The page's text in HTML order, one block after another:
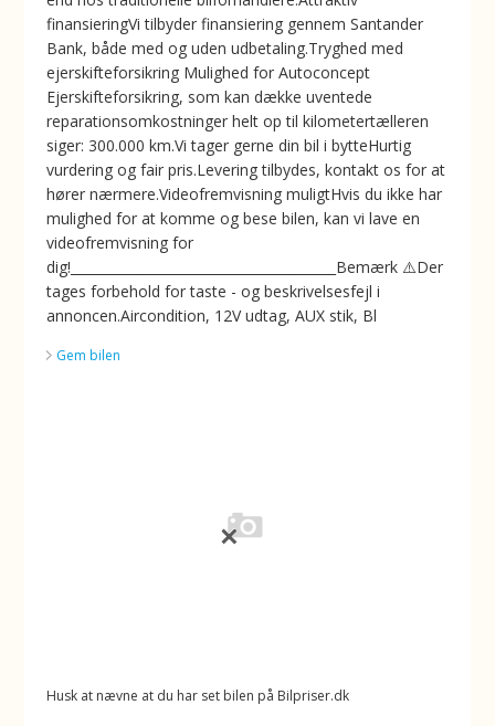
finansieringVi tilbyder finansiering gennem Santander
Bank, både med og uden udbetaling.Tryghed med
ejerskifteforsikring ️Mulighed for Autoconcept
Ejerskifteforsikring, som kan dække uventede
reparationsomkostninger helt op til kilometertælleren
siger: 300.000 km.Vi tager gerne din bil i bytteHurtig
vurdering og fair pris.Levering tilbydes, kontakt os for at
hører nærmere.Videofremvisning muligtHvis du ikke har
mulighed for at komme og bese bilen, kan vi lave en
videofremvisning for
dig!________________________________________Bemærk ⚠️Der
tages forbehold for taste - og beskrivelsesfejl i
annoncen.Aircondition, 12V udtag, AUX stik, Bl
Gem bilen
Husk at nævne at du har set bilen på Bilpriser.dk